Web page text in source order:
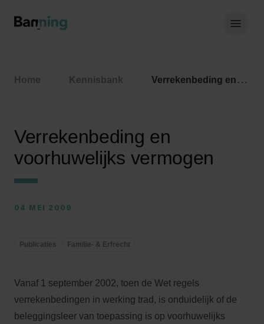
Home Kennisbank Verrekenbeding en voorhuwelijks vermogen
Verrekenbeding en
voorhuwelijks vermogen
04 MEI 2009
Publicaties Familie- & Erfrecht
Vanaf 1 september 2002, toen de Wet regels
verrekenbedingen in werking trad, is onduidelijk of de
beleggingsleer van toepassing is op voorhuwelijks